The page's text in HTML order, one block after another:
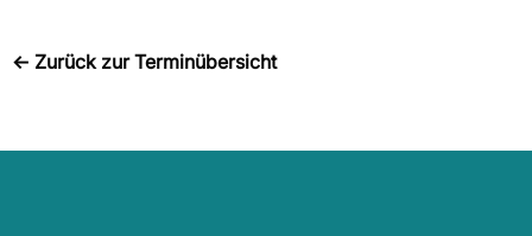
← Zurück zur Terminübersicht